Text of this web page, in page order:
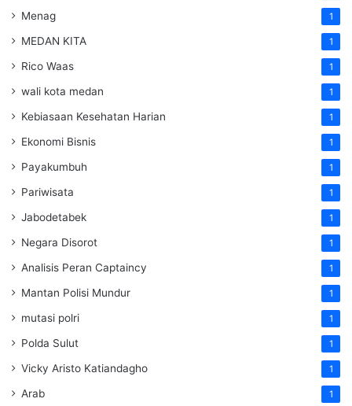
Menag 1
MEDAN KITA 1
Rico Waas 1
wali kota medan 1
Kebiasaan Kesehatan Harian 1
Ekonomi Bisnis 1
Payakumbuh 1
Pariwisata 1
Jabodetabek 1
Negara Disorot 1
Analisis Peran Captaincy 1
Mantan Polisi Mundur 1
mutasi polri 1
Polda Sulut 1
Vicky Aristo Katiandagho 1
Arab 1